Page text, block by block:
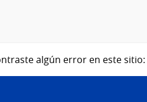
algún error en este sitio: